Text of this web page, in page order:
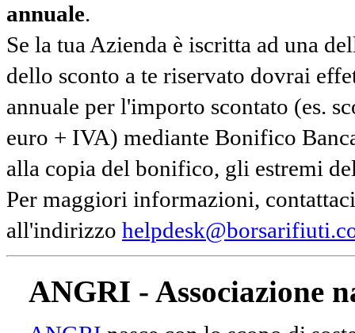
annuale.
Se la tua Azienda è iscritta ad una
dello sconto a te riservato dovrai
annuale per l'importo scontato (es.
euro + IVA) mediante Bonifico
alla copia del bonifico, gli estremi
Per maggiori informazioni,
all'indirizzo
ANGRI - Associazione